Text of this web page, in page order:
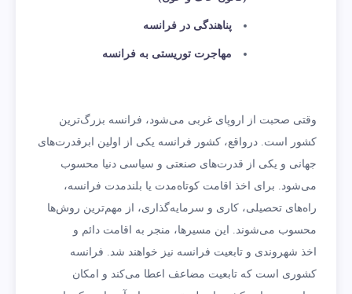
پناهندگی در فرانسه
مهاجرت توریستی به فرانسه
وقتی صحبت از اروپای غربی می‌شود، فرانسه بزرگ‌ترین
کشور است. درواقع، کشور فرانسه یکی از اولین ابرقدرت‌های
جهانی و یکی از قدرت‌های صنعتی و سیاسی دنیا محسوب
می‌شود. برای اخذ اقامت کوتاه‌مدت یا بلندمدت فرانسه،
راه‌های تحصیلی، کاری و سرمایه‌گذاری، از مهم‌ترین روش‌ها
محسوب می‌شوند. این مسیرها، منجر به اقامت دائم و
اخذ شهروندی و تابعیت فرانسه نیز خواهند شد. فرانسه
کشوری است که تابعیت مضاعف اعطا می‌کند و امکان